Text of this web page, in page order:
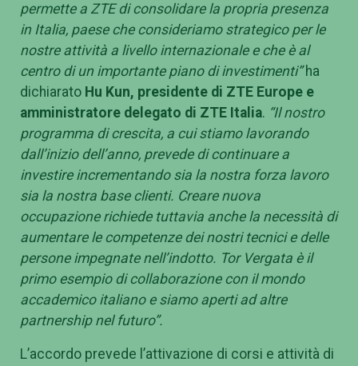
permette a ZTE di consolidare la propria presenza
in Italia, paese che consideriamo strategico per le
nostre attività a livello internazionale e che è al
centro di un importante piano di investimenti”ha
dichiarato Hu Kun, presidente di ZTE Europe e
amministratore delegato di ZTE Italia. “Il nostro
programma di crescita, a cui stiamo lavorando
dall’inizio dell’anno, prevede di continuare a
investire incrementando sia la nostra forza lavoro
sia la nostra base clienti. Creare nuova
occupazione richiede tuttavia anche la necessità di
aumentare le competenze dei nostri tecnici e delle
persone impegnate nell’indotto. Tor Vergata è il
primo esempio di collaborazione con il mondo
accademico italiano e siamo aperti ad altre
partnership nel futuro”.
L’accordo prevede l’attivazione di corsi e attività di